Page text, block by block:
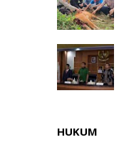
HUKUM